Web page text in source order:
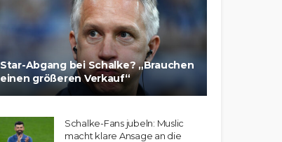
Star-Abgang bei Schalke? „Brauchen
einen größeren Verkauf“
Schalke-Fans jubeln: Muslic
macht klare Ansage an die